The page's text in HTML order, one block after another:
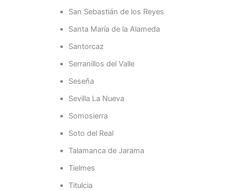
San Sebastián de los Reyes
Santa María de la Alameda
Santorcaz
Serranillos del Valle
Seseña
Sevilla La Nueva
Somosierra
Soto del Real
Talamanca de Jarama
Tielmes
Titulcia